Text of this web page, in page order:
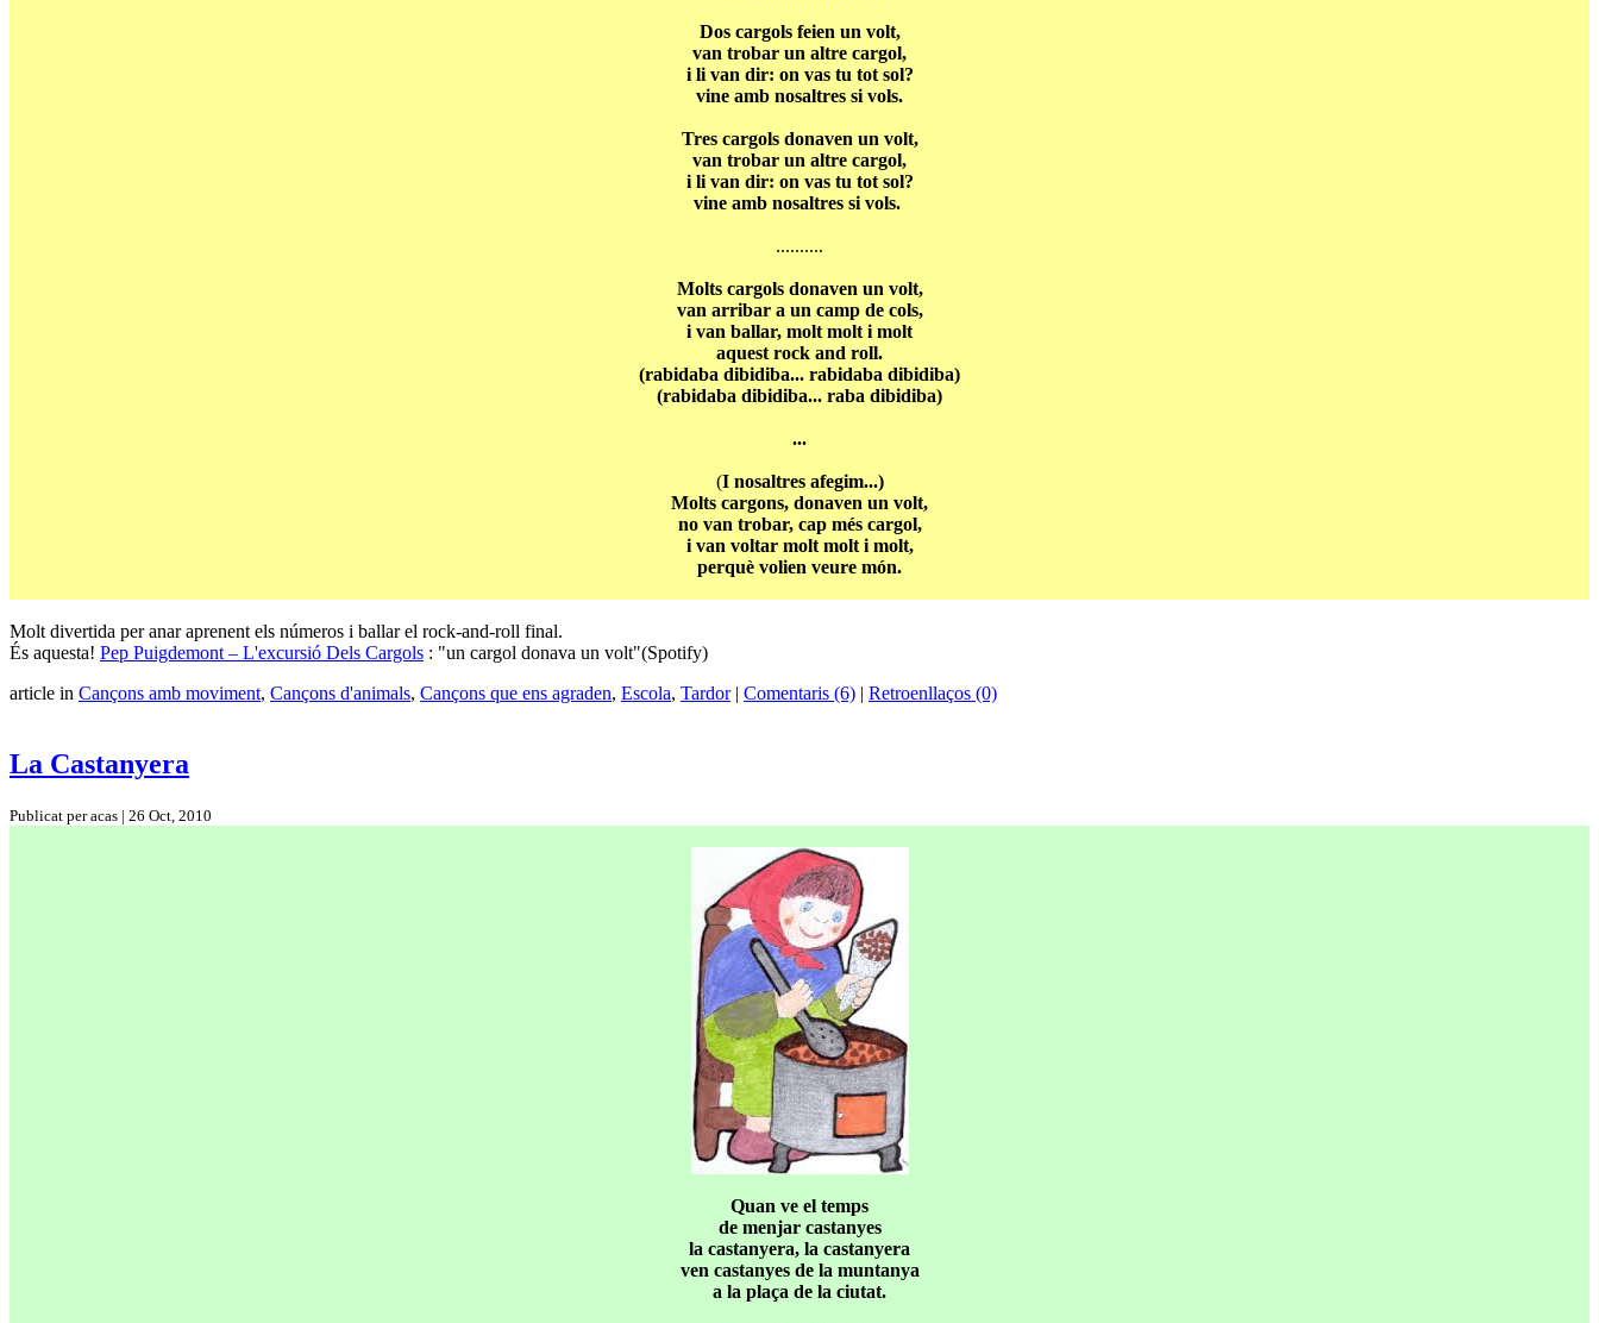
Dos cargols feien un volt,
van trobar un altre cargol,
i li van dir: on vas tu tot sol?
vine amb nosaltres si vols.
Tres cargols donaven un volt,
van trobar un altre cargol,
i li van dir: on vas tu tot sol?
vine amb nosaltres si vols.
..........
Molts cargols donaven un volt,
van arribar a un camp de cols,
i van ballar, molt molt i molt
aquest rock and roll.
(rabidaba dibidiba... rabidaba dibidiba)
(rabidaba dibidiba... raba dibidiba)
...
(I nosaltres afegim...)
Molts cargons, donaven un volt,
no van trobar, cap més cargol,
i van voltar molt molt i molt,
perquè volien veure món.
Molt divertida per anar aprenent els números i ballar el rock-and-roll final.
És aquesta! Pep Puigdemont – L'excursió Dels Cargols : "un cargol donava un volt"(Spotify)
article in Cançons amb moviment, Cançons d'animals, Cançons que ens agraden, Escola, Tardor| Comentaris (6) | Retroenllaços (0)
La Castanyera
Publicat per acas | 26 Oct, 2010
Quan ve el temps
de menjar castanyes
la castanyera, la castanyera
ven castanyes de la muntanya
a la plaça de la ciutat.